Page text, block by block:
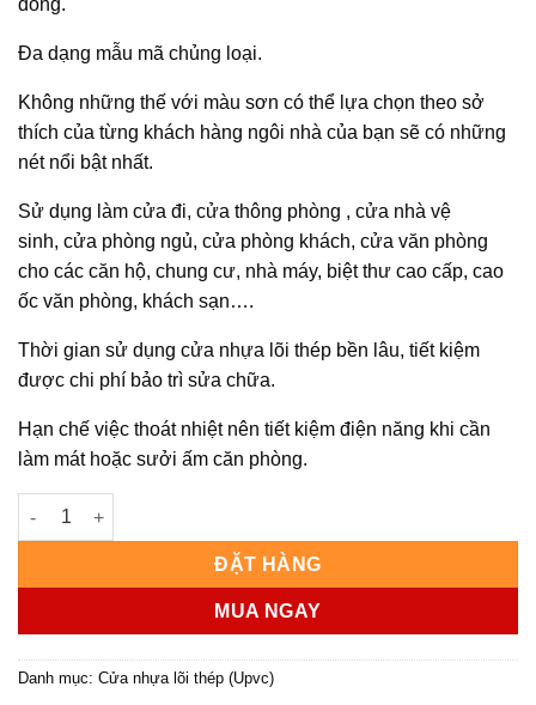
đông.
Đa dạng mẫu mã chủng loại.
Không những thế với màu sơn có thể lựa chọn theo sở
thích của từng khách hàng ngôi nhà của bạn sẽ có những
nét nổi bật nhất.
Sử dụng làm cửa đi, cửa thông phòng , cửa nhà vệ
sinh, cửa phòng ngủ, cửa phòng khách, cửa văn phòng
cho các căn hộ, chung cư, nhà máy, biệt thư cao cấp, cao
ốc văn phòng, khách sạn….
Thời gian sử dụng cửa nhựa lõi thép bền lâu, tiết kiệm
được chi phí bảo trì sửa chữa.
Hạn chế việc thoát nhiệt nên tiết kiệm điện năng khi cần
làm mát hoặc sưởi ấm căn phòng.
Cửa nhựa lõi thép-cửa chính số lượng
ĐẶT HÀNG
MUA NGAY
Danh mục: Cửa nhựa lõi thép (Upvc)